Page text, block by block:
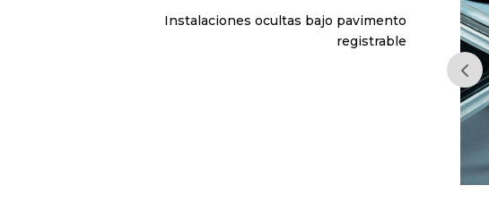
Instalaciones ocultas bajo pavimento
registrable